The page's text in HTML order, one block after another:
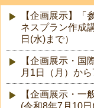
【企画展示】「
ネスプラン作成
日(水)まで）
【企画展示・国
月1日（月）か
【企画展示・一
(令和8年7月10日